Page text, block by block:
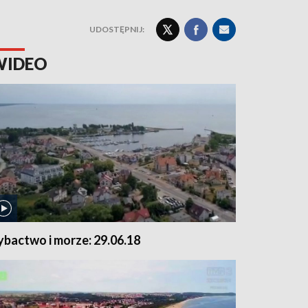
UDOSTĘPNIJ:
i morze: 29.06.18